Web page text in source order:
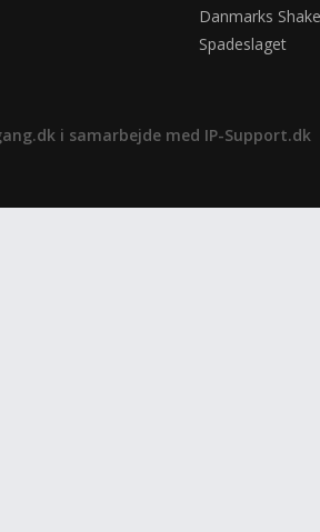
Danmarks
Spadeslaget
i samarbejde med IP-Support.dk